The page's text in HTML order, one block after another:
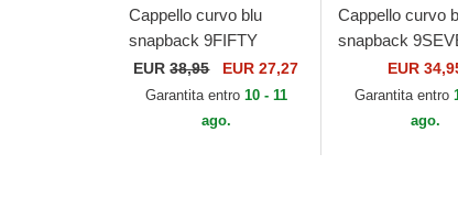
Cappello curvo blu
snapback 9FIFTY
Stretch Snap Flawless
dei French Rugby
Federation FFR di New
EUR38,95 EUR 27,27
Garantita entro 10 - 11
ago.
Cappello curvo
snapback
Stretch Snap
Golf di New Era
EUR
Garantita entro
ago.